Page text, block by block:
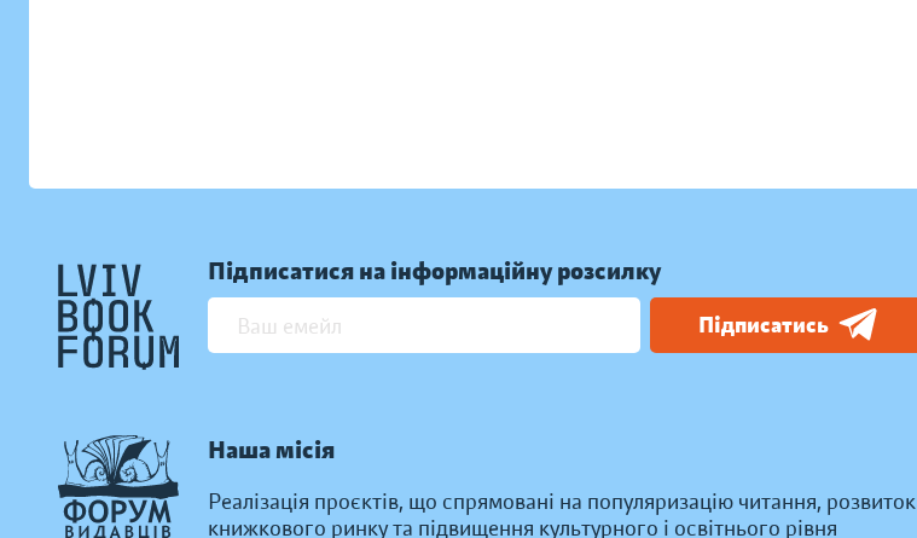
Підписатися на інформаційну розсилку
Підписатись
Наша місія
Реалізація проєктів, що спрямовані на популяризацію читання, розвиток
книжкового ринку та підвищення культурного і освітнього рівня